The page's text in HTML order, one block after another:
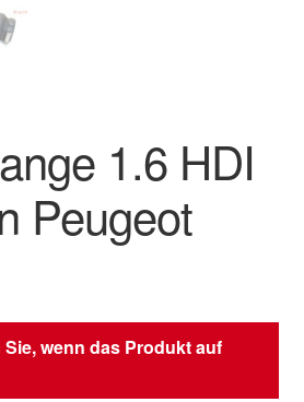
1.6 HDI
Peugeot
wenn das Produkt auf